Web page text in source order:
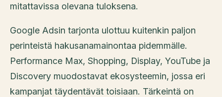
mitattavissa olevana tuloksena.
Google Adsin tarjonta ulottuu kuitenkin paljon
perinteistä hakusanamainontaa pidemmälle.
Performance Max, Shopping, Display, YouTube ja
Discovery muodostavat ekosysteemin, jossa eri
kampanjat täydentävät toisiaan. Tärkeintä on